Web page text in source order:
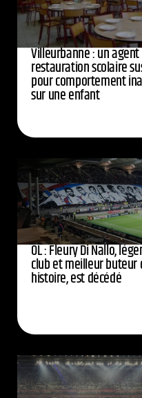
Villeurbanne : un
restauration scolaire
pour comportement
sur une enfant
OL : Fleury Di Nallo,
club et meilleur buteur
histoire, est décédé